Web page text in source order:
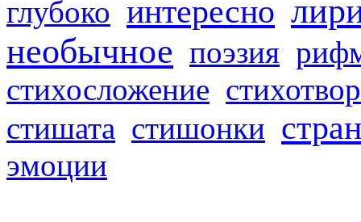
глубоко интересно
необычное поэзия
стихосложение
стишата стишонки
эмоции